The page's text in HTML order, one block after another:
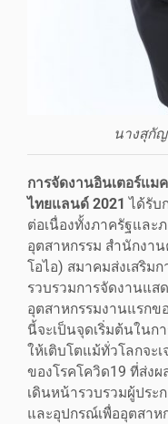
นางสุกั
การจัดงานอินเตอร์แม
ไทยแลนด์ 2021 ได้รับ
ต่อเนื่องทั้งภาครัฐและ
อุตสาหกรรม สำนักงา
โอไอ) สมาคมส่งเสริม
รวบรวมการจัดงานแส
อุตสาหกรรมงานแรกข
นี้จะเป็นจุดเริ่มต้นในก
ให้เติบโตแม้ทั่วโลกจะ
ของโรคโควิด19 ที่ส่ง
เดินหน้ารวบรวมผู้ประ
และอุปกรณ์เพื่ออุตสาห